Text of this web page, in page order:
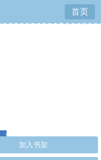
首页
加入书架